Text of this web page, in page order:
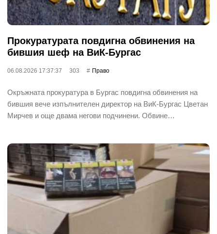
Прокуратурата повдигна обвинения на
бившия шеф на ВиК-Бургас
06.08.2026 17:37:37 303 Право
Окръжната прокуратура в Бургас повдигна обвинения на
бившия вече изпълнителен директор на ВиК-Бургас Цветан
Мирчев и още двама негови подчинени. Обвине…